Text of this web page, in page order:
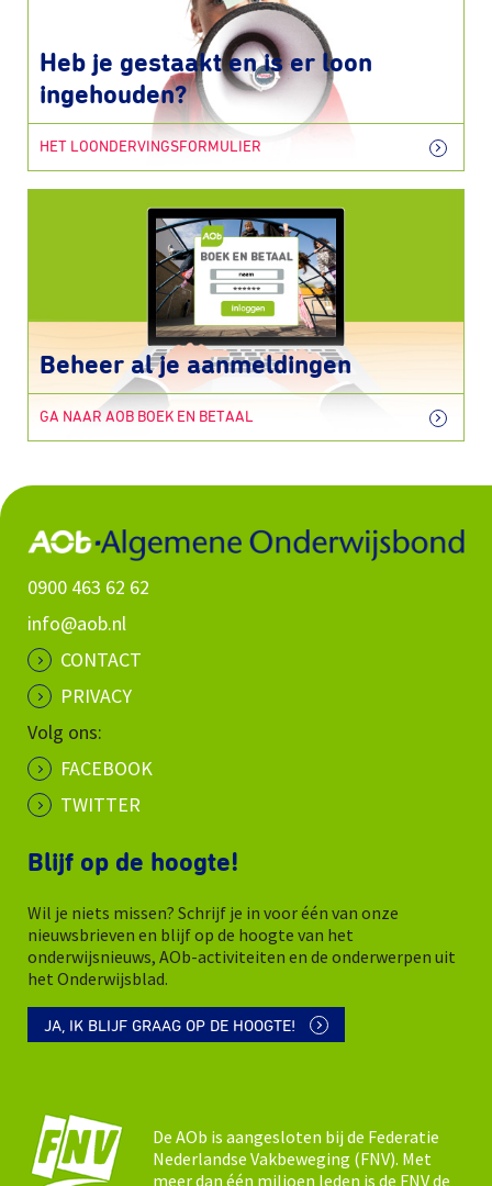
Heb je gestaakt en is er loon
ingehouden?
HET LOONDERVINGSFORMULIER
Beheer al je aanmeldingen
GA NAAR AOB BOEK EN BETAAL
0900 463 62 62
info@aob.nl
CONTACT
PRIVACY
Volg ons:
FACEBOOK
TWITTER
Blijf op de hoogte!
Wil je niets missen? Schrijf je in voor één van onze
nieuwsbrieven en blijf op de hoogte van het
onderwijsnieuws, AOb-activiteiten en de onderwerpen uit
het Onderwijsblad.
JA, IK BLIJF GRAAG OP DE HOOGTE!
De AOb is aangesloten bij de Federatie
Nederlandse Vakbeweging (FNV). Met
meer dan één miljoen leden is de FNV de